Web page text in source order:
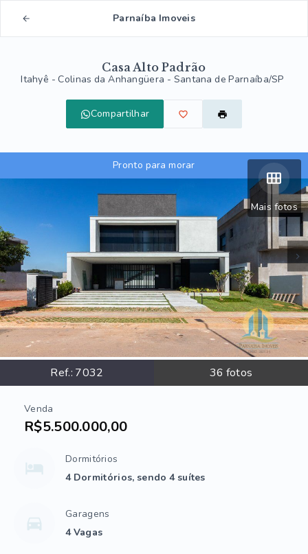
Parnaíba Imoveis
Casa Alto Padrão
Itahyê -Colinas da Anhangüera - Santana de Parnaíba/SP
Compartilhar
Mais fotos
Ref.: 7032 36 fotos
Pronto para morar
Venda
R$5.500.000,00
Dormitórios
4 Dormitórios, sendo 4 suítes
Garagens
4 Vagas